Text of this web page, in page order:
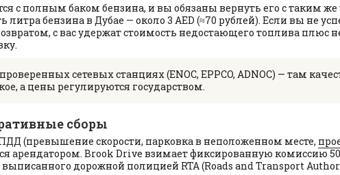
с полным баком бензина, и вы обязаны вернуть его с таким
литра бензина в Дубае — около 3 AED (≈70 рублей). Если вы не
с вас удержат стоимость недостающего топлива плюс
сетевых станциях (ENOC, EPPCO, ADNOC) — там
а цены регулируются государством.
сборы
(превышение скорости, парковка в неположенном месте,
арендатором. Brook Drive взимает фиксированную комиссию 50
дорожной полицией RTA (Roads and Transport